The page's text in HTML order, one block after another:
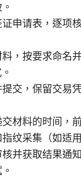
申请表，逐项
，按要求命名
交，保留交易
材料的时间，
纹采集（如适
并获取结果通